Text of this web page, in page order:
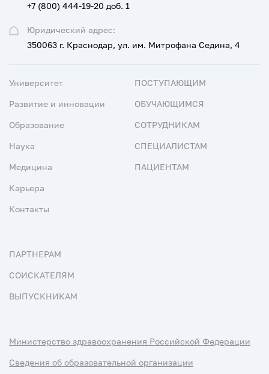
Юридический адрес:
350063 г. Краснодар, ул. им. Митрофана Седина, 4
+7 (800) 444-19-20 доб. 1
Университет
Развитие и инновации
Образование
Наука
Медицина
Карьера
Контакты
ПОСТУПАЮЩИМ
ОБУЧАЮЩИМСЯ
СОТРУДНИКАМ
СПЕЦИАЛИСТАМ
ПАЦИЕНТАМ
ПАРТНЕРАМ
СОИСКАТЕЛЯМ
ВЫПУСКНИКАМ
Министерство здравоохранения Российской Федерации
Сведения об образовательной организации